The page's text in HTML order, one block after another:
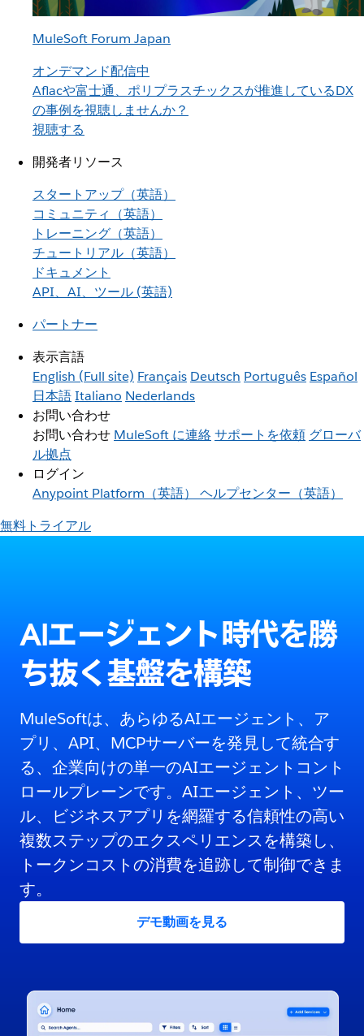
MuleSoft Forum Japan
オンデマンド配信中
Aflacや富士通、ポリプラスチックスが推進しているDX
の事例を視聴しませんか？
視聴する
開発者リソース
スタートアップ（英語）
コミュニティ（英語）
トレーニング（英語）
チュートリアル（英語）
ドキュメント
API、AI、ツール (英語)
パートナー
表示言語
English (Full site) Français Deutsch Português Español
日本語Italiano Nederlands
お問い合わせ
お問い合わせ MuleSoft に連絡サポートを依頼 グローバ
ル拠点
ログイン
Anypoint Platform（英語） ヘルプセンター（英語）
無料トライアル
AIエージェント時代を勝
ち抜く基盤を構築
MuleSoftは、あらゆるAIエージェント、ア
プリ、API、MCPサーバーを発見して統合す
る、企業向けの単一のAIエージェントコント
ロールプレーンです。AIエージェント、ツー
ル、ビジネスアプリを網羅する信頼性の高い
複数ステップのエクスペリエンスを構築し、
トークンコストの消費を追跡して制御できま
す。
デモ動画を見る